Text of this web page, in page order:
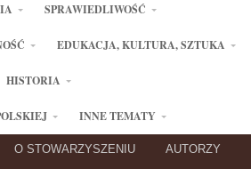
SPRAWIEDLIWOŚĆ
EDUKACJA, KULTURA, SZTUKA
HISTORIA
INNE TEMATY
O STOWARZYSZENIU AUTORZY